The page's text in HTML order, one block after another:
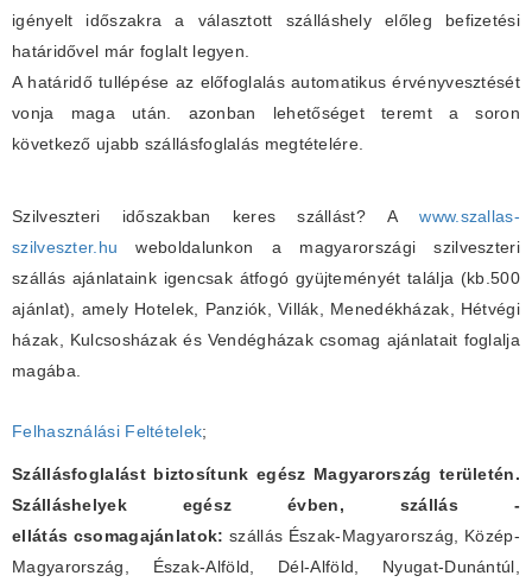
igényelt időszakra a választott szálláshely előleg befizetési
határidővel már foglalt legyen.
A határidő tullépése az előfoglalás automatikus érvényvesztését
vonja maga után. azonban lehetőséget teremt a soron
következő ujabb szállásfoglalás megtételére.
Szilveszteri időszakban keres szállást? Awww.szallas-
szilveszter.hu weboldalunkon a magyarországi szilveszteri
szállás ajánlataink igencsak átfogó gyüjteményét találja (kb.500
ajánlat), amely Hotelek, Panziók, Villák, Menedékházak, Hétvégi
házak, Kulcsosházak és Vendégházak csomag ajánlatait foglalja
magába.
Felhasználási Feltételek;
Szállásfoglalást biztosítunk egész Magyarország területén.
Szálláshelyek egész évben, szállás -
ellátás csomagajánlatok: szállás Észak-Magyarország, Közép-
Magyarország, Észak-Alföld, Dél-Alföld, Nyugat-Dunántúl,